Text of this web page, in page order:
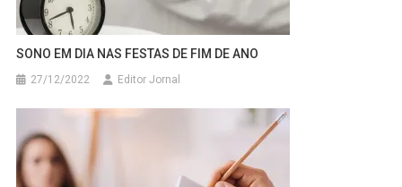
SONO EM DIA NAS FESTAS DE FIM DE ANO
27/12/2022 Editor Jornal